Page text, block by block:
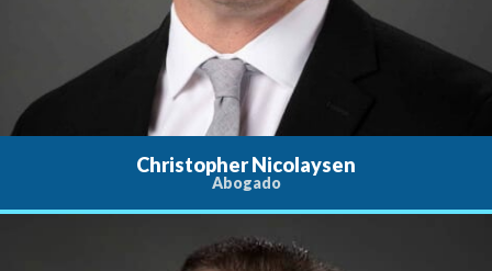
Christopher Nicolaysen
Abogado